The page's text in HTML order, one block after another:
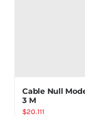
Cable Null
3 M
$20.111